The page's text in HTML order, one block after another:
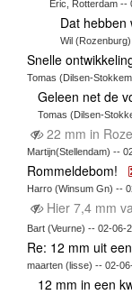
Eric, Rotterdam --
Dat
Wil
Snelle
Tomas (Dilsen-
Geleen net de
Tomas (Dilsen-
22 mm in
Martijn(Stellendam) --
Rommeldebom!
Harro (Winsum Gn) --
Hier 7,4 mm
Bart (Veurne) -- 02-06-
Re: 12 mm uit
maarten (lisse) -- 02-
12 mm in een